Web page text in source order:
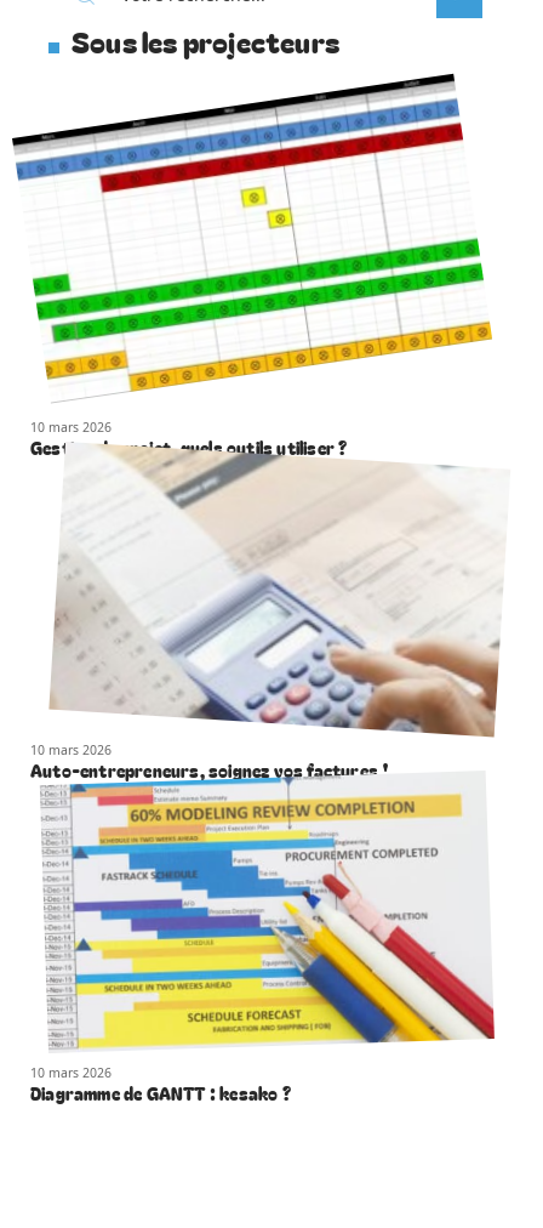
Sous les projecteurs
10 mars 2026
Gestion de projet, quels outils utiliser ?
10 mars 2026
Auto-entrepreneurs, soignez vos factures !
10 mars 2026
Diagramme de GANTT : kesako ?